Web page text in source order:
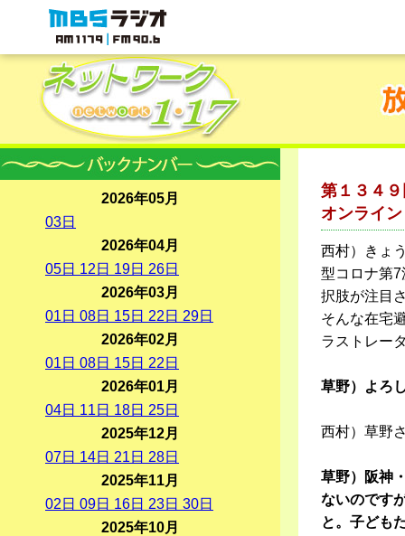
MBSラジオ 1179|FM90.6
第１３４
オンライ
西村）きょ
型コロナ第
択肢が注目
そんな在宅
ラストレー
草野）よろ
西村）草野
草野）阪神
ないのです
と。子ども
2026年05月
03日
2026年04月
05日 12 日 19日 26日
2026年03月
01 日 08日 15日 22 日 29日
2026年02月
01 日 08日 15日 22 日
2026年01月
04日 11 日 18日 25日
2025年12月
07日 14日 21 日 28日
2025年11月
02 日 09日 16日 23日 30日
2025年10月